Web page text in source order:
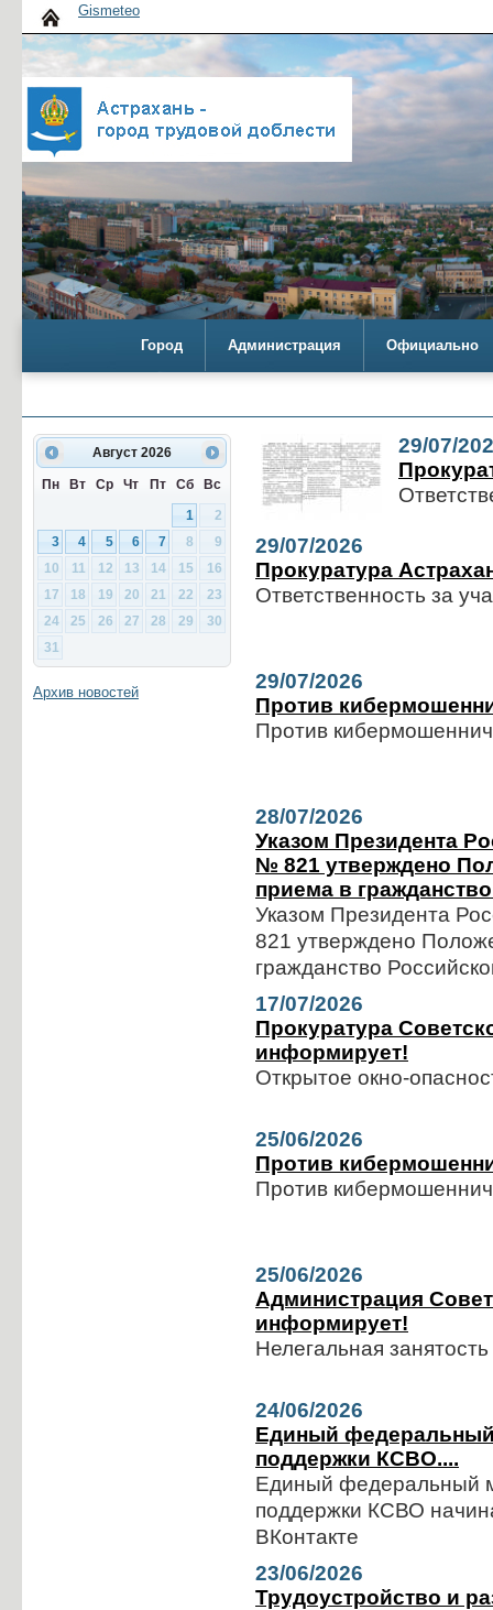
Gismeteo
Город Администрация Официально
Август 2026
Пн Вт Ср Чт Пт Сб
Вс
1
2
3
4 5 6 7 8
9
10
11 12 13 14 15
16
17
18 19 20 21 22
23
24
25 26 27 28 29
30
31
Архив новостей
29/07/
29/07/2026
Прокуратура
Ответственность за
29/07/2026
Против
Против
28/07/2026
Указом Президента
№ 821 утверждено
приема в
Указом Президента
821 утверждено
гражданство
17/07/2026
Прокуратура
информирует!
Открытое окно-
25/06/2026
Против
Против
25/06/2026
Администрация
информирует!
Нелегальная занятость
24/06/2026
Единый федеральный
поддержки КСВО....
Единый федеральный
поддержки КСВО
ВКонтакте
23/06/2026
Трудоустройство и